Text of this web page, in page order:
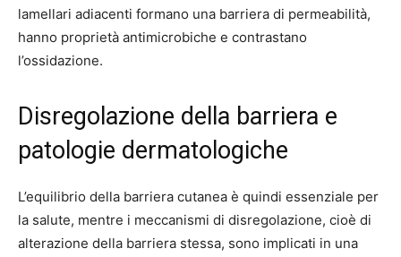
lamellari adiacenti formano una barriera di permeabilità,
hanno proprietà antimicrobiche e contrastano
l’ossidazione.
Disregolazione della barriera e
patologie dermatologiche
L’equilibrio della barriera cutanea è quindi essenziale per
la salute, mentre i meccanismi di disregolazione, cioè di
alterazione della barriera stessa, sono implicati in una